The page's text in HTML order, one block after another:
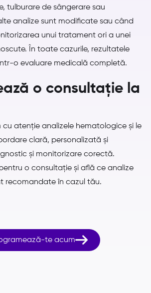
tulburare de sângerare sau
analize sunt modificate sau când
unui tratament ori a unei
În toate cazurile, rezultatele
o evaluare medicală completă.
o consultație la
cu atenție analizele hematologice și le
clară, personalizată și
și monitorizare corectă.
o consultație și află ce analize
recomandate în cazul tău.
te acum